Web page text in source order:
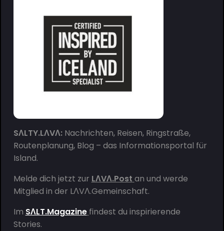
SΛLTY.LΛVΛ:Nachrichten, Reisen, Ringstraße,
Routenplanung, Blog – das Informationsportal für
Island.
Melde dich jetzt zur LΛVΛ.Post an und werde
Mitglied in der LΛVΛ.Gemeinschaft.
Im SΛLT.Magazine findest du inspirierende
Stories.